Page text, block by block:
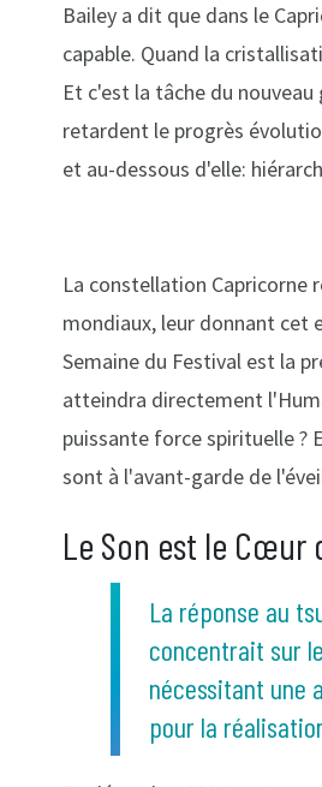
Bailey a dit que dans le
capable. Quand la
Et c'est la tâche du
retardent le progrès
et au-dessous d'elle:
La constellation Capricorne
mondiaux, leur donnant cet
Semaine du Festival est la
atteindra directement
puissante force spirituelle ?
sont à l'avant-garde de
Le Son est le Cœur
La réponse au
concentrait sur
nécessitant une
pour la